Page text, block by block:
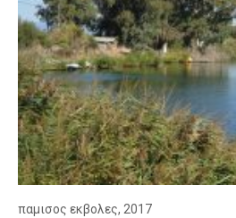
παμισος εκβολες, 2017